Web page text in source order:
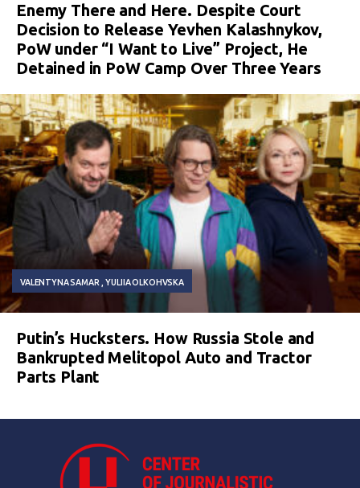
Enemy There and Here. Despite Court
Decision to Release Yevhen Kalashnykov,
PoW under “I Want to Live” Project, He
Detained in PoW Camp Over Three Years
VALENTYNA SAMAR YULIIA OLKOHVSKA
Putin’s Hucksters. How Russia Stole and
Bankrupted Melitopol Auto and Tractor
Parts Plant